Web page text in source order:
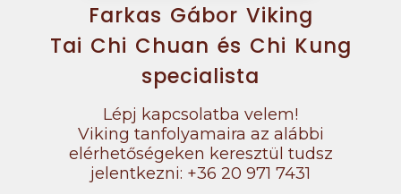
Farkas Gábor Viking
Tai Chi Chuan és Chi Kung
specialista
Lépj kapcsolatba velem!
Viking tanfolyamaira az alábbi
elérhetőségeken keresztül tudsz
jelentkezni: +36 20 971 7431